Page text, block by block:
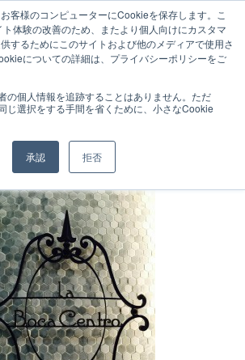
客様のコンピューターにCookieを保存します。こ
体験の改善のため、またより個人向けにカスタマ
するためにこのサイトおよび他のメディアで使用さ
についての詳細は、プライバシーポリシーをご
の個人情報を追跡することはありません。ただ
じ選択をする手間を省くために、小さなCookie
承認 拒否
、明日オープン！